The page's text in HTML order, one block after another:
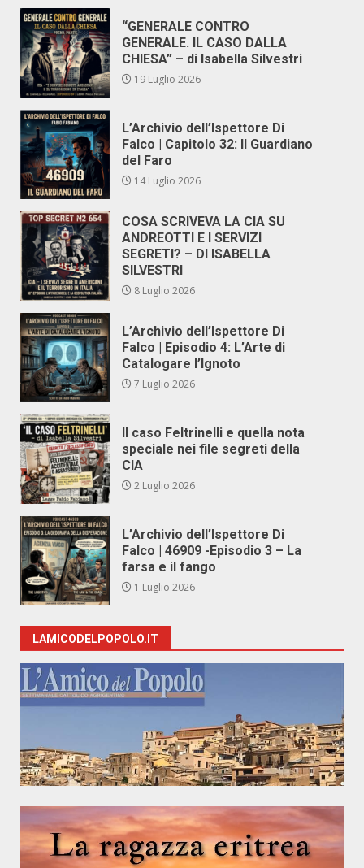
“GENERALE CONTRO
GENERALE. IL CASO DALLA
CHIESA” – di Isabella Silvestri
19 Luglio 2026
L’Archivio dell’Ispettore Di
Falco | Capitolo 32: Il Guardiano
del Faro
14 Luglio 2026
COSA SCRIVEVA LA CIA SU
ANDREOTTI E I SERVIZI
SEGRETI? – DI ISABELLA
SILVESTRI
8 Luglio 2026
L’Archivio dell’Ispettore Di
Falco | Episodio 4: L’Arte di
Catalogare l’Ignoto
7 Luglio 2026
Il caso Feltrinelli e quella nota
speciale nei file segreti della
CIA
2 Luglio 2026
L’Archivio dell’Ispettore Di
Falco | 46909 -Episodio 3 – La
farsa e il fango
1 Luglio 2026
LAMICODELPOPOLO.IT